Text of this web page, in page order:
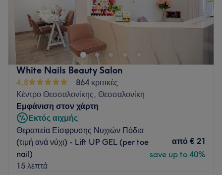
Το TETARTIA Salon βρίσκεται στο κέντρο της Θεσσαλονίκης
από το 2005. Από την πρώτη μέρα, ο στόχος μας ήταν να
δημιουργήσουμε έναν χώρο όπου χαλαρώνουμε και
συνδεόμαστε.
Στο TETARTIA Salon δεν προσφέρουμε απλώς υπηρεσίες
κομμωτικής, αλλά εξατομικευμένες λύσεις προσαρμοσμένες
στις ανάγκες κάθε πελάτη. Με έμφαση στη σωστή διάγνωση
και στις σύγχρονες τεχνικές, είμαστε δίπλα σου σε κάθε
βήμα για οποιαδήποτε αλλαγή θέλεις να κάνεις ώστε να
νιώσεις την ικανοποίηση ότι θα αποκτήσεις το look που
ονειρεύεσαι αλλά και την ασφάλεια ότι για να το πετύχεις δεν
θα θυσιάσεις την υγεία των μαλλιών σου. Εάν πιστεύεις και
εσύ ότι η υγεία των μαλλιών αναδεικνύει το κούρεμα αλλά και
το χρώμα, βρίσκεσαι στο σωστό μέρος!
White Nails Beauty Salon
4,8
864 κριτικές
Κέντρο Θεσσαλονίκης, Θεσσαλονίκη
Εμφάνιση στον χάρτη
Εκτός αιχμής
Θεραπεία Είσφρυσης Νυχιών Πόδια
(τιμή ανά νύχι) - Lift UP GEL (per toe
nail)
15 λεπτά
από € 21
save up to 40%